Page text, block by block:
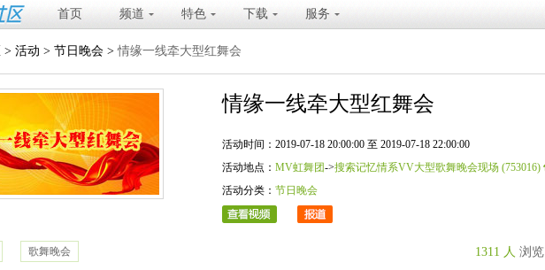
首页 频道 特色 下载 服务
> 活动 > 节日晚会 >情缘一线牵大型红舞会
情缘一线牵大型红舞会
活动时间：2019-07-18 20:00:00 至 2019-07-18 22:00:00
活动地点： MV虹舞团->搜索记忆情系VV大型歌舞晚会现场 (753016)
活动分类： 节日晚会
歌舞晚会 1311 人 浏览